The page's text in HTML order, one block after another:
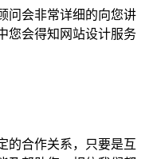
问会非常详细的向您讲
您会得知网站设计服务
的合作关系，只要是互